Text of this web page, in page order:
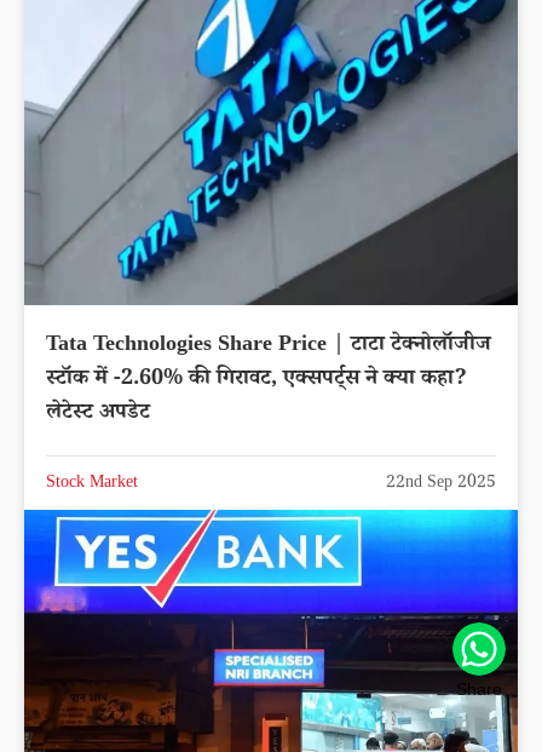
Tata Technologies Share Price | टाटा टेक्नोलॉजीज
स्टॉक में -2.60% की गिरावट, एक्सपर्ट्स ने क्या कहा?
लेटेस्ट अपडेट
Stock Market 22nd Sep 2025
Share